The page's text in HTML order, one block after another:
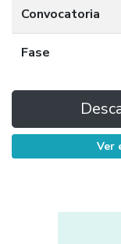
Convocatoria
Fase
Ver